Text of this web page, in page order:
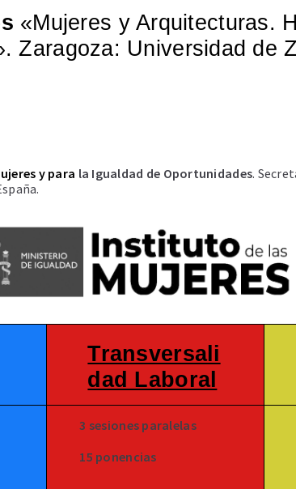
«Mujeres y Arquitecturas.
Zaragoza: Universidad de
y para la Igualdad de Oportunidades.
Transversali
dad Laboral
3 sesiones paralelas
15 ponencias